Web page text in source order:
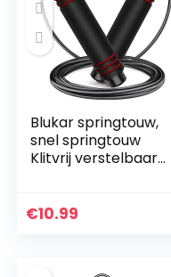
Blukar springtouw,
snel springtouw
Klitvrij verstelbaar
zacht
€10.99